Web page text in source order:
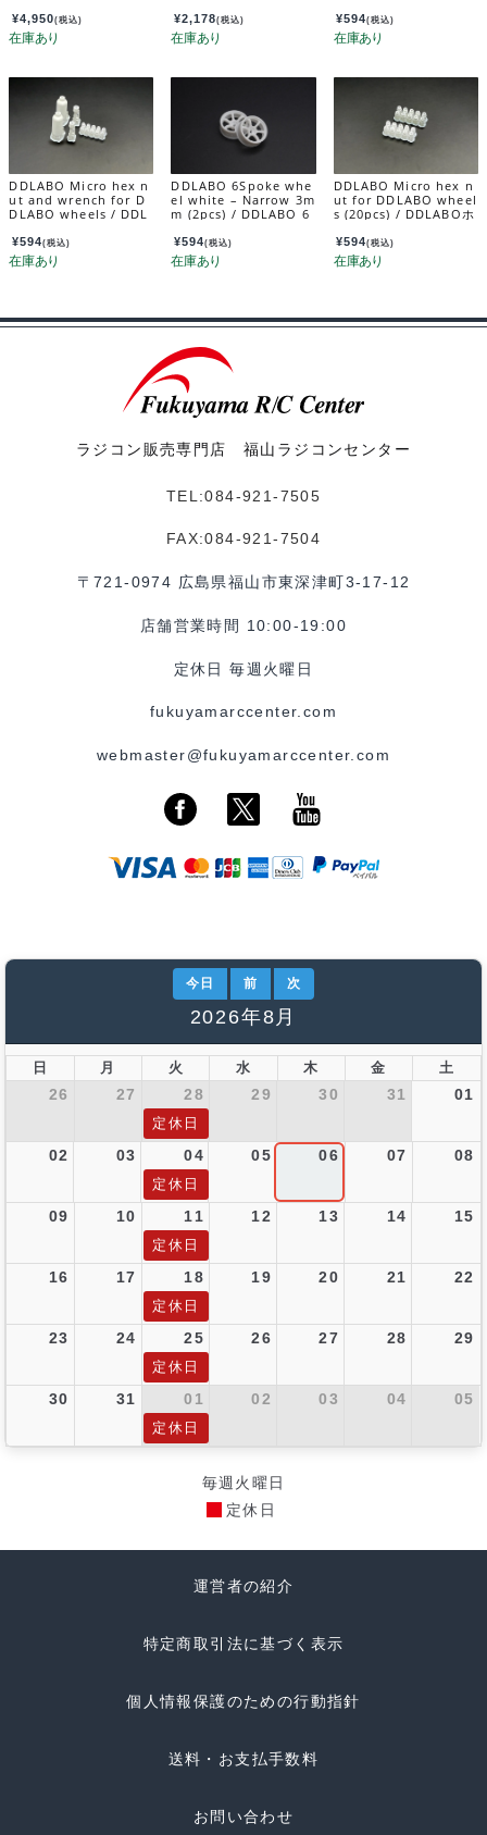
1 MZN218 MINI-Z G
Rヤリス用 DDL-AR00
3
¥4,950(税込)
ット） DDL-WR002W
-N
¥2,178(税込)
白 ナロー3ｍｍ (2pcs)
DDL-WR001W-N3
¥594(税込)
DDLABO Micro hex n
ut and wrench for D
DLABO wheels / DDL
クロ六角ナット&レンチ
セット DDL-WR001W
-01
¥594(税込)
DDLABO 6Spoke whe
el white – Narrow 3m
m (2pcs) / DDLABO 6
白 ナロー3ｍｍ (2pcs)
DDL-WR002W-N3
¥594(税込)
DDLABO Micro hex n
ut for DDLABO wheel
s (20pcs) / DDLABOホ
角ナット(20pcs) DDL
-WR001W-02
¥594(税込)
ラジコン販売専門店 福山ラジコンセンター
TEL:084-921-7505
FAX:084-921-7504
〒721-0974 広島県福山市東深津町3-17-12
店舗営業時間 10:00-19:00
定休日 毎週火曜日
fukuyamarccenter.com
webmaster@fukuyamarccenter.com
今日 前 次
2026年8月
日 月 火 水 木 金 土
26 27 28 29 30 31 01
定休日
02 03 04 05 06 07 08
定休日
09 10 11 12 13 14 15
定休日
16 17 18 19 20 21 22
定休日
23 24 25 26 27 28 29
定休日
30 31 01 02 03 04 05
定休日
毎週火曜日
定休日
運営者の紹介
特定商取引法に基づく表示
個人情報保護のための行動指針
送料・お支払手数料
お問い合わせ